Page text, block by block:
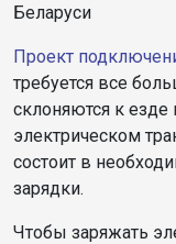
Беларуси
Проект
требуется все
склоняются к
электрическом
состоит в
зарядки.
Чтобы заряжать